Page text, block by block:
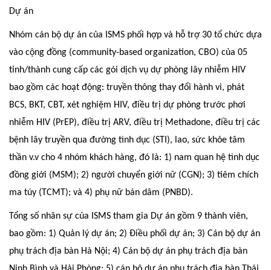
Dự án
Nhóm cán bộ dự án của ISMS phối hợp và hỗ trợ 30 tổ chức dựa
vào cộng đồng (community-based organization, CBO) của 05
tỉnh/thành cung cấp các gói dịch vụ dự phòng lây nhiễm HIV
bao gồm các hoạt động: truyền thông thay đổi hành vi, phát
BCS, BKT, CBT, xét nghiệm HIV, điều trị dự phòng trước phơi
nhiễm HIV (PrEP), điều trị ARV, điều trị Methadone, điều trị các
bệnh lây truyền qua đường tình dục (STI), lao, sức khỏe tâm
thần v.v cho 4 nhóm khách hàng, đó là: 1) nam quan hệ tình dục
đồng giới (MSM); 2) người chuyển giới nữ (CGN); 3) tiêm chích
ma túy (TCMT); và 4) phụ nữ bán dâm (PNBD).
Tổng số nhân sự của ISMS tham gia Dự án gồm 9 thành viên,
bao gồm: 1) Quản lý dự án; 2) Điều phối dự án; 3) Cán bộ dự án
phụ trách địa bàn Hà Nội; 4) Cán bộ dự án phụ trách địa bàn